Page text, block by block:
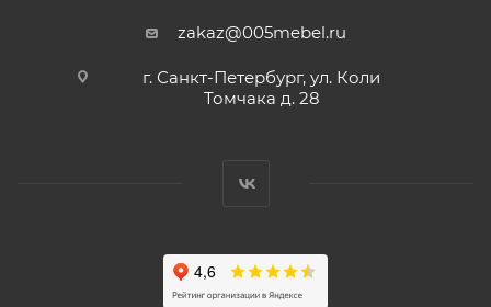
zakaz@005mebel.ru
г. Санкт-Петербург, ул. Коли
Томчака д. 28